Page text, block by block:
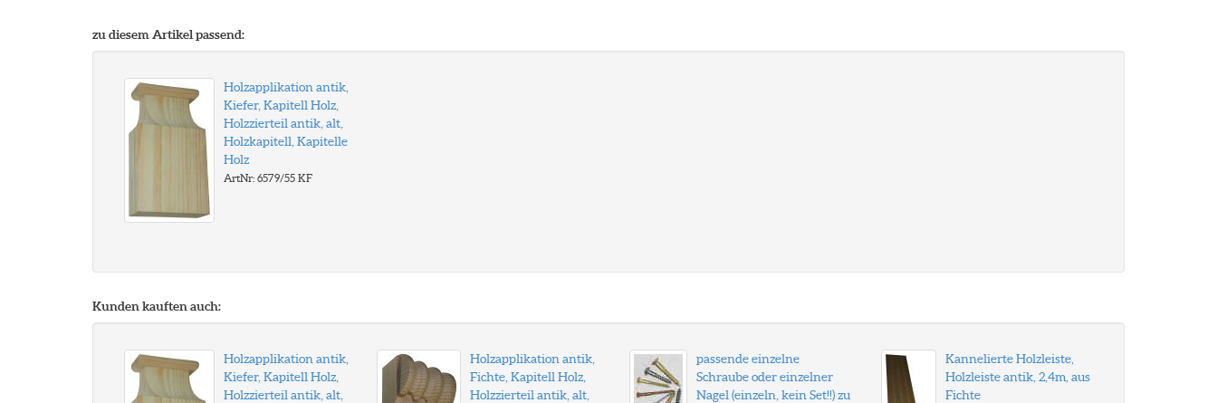
zu diesem Artikel passend:
Holzapplikation antik,
Kiefer, Kapitell Holz,
Holzzierteil antik, alt,
Holzkapitell, Kapitelle
Holz
ArtNr: 6579/55 KF
Kunden kauften auch:
Holzapplikation antik,
Kiefer, Kapitell Holz,
Holzzierteil antik, alt,
Holzapplikation antik,
Fichte, Kapitell Holz,
Holzzierteil antik, alt,
passende einzelne
Schraube oder einzelner
Nagel (einzeln, kein Set!!) zu
Kannelierte Holzleiste,
Holzleiste antik, 2,4m, aus
Fichte